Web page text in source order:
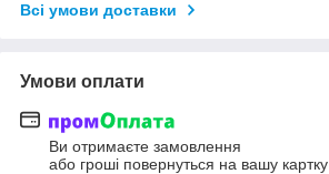
Всі умови доставки
Умови оплати
Ви отримаєте замовлення
або гроші повернуться на вашу картку